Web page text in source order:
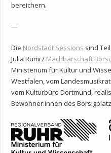
bereichern.
—
Die Nordstadt Sessions sind
Julia Rumi / Machbarschaft
Ministerium für Kultur und
Westfalen, vom Landesmusikrat
vom Kulturbüro Dortmund,
Bewohner:innen des